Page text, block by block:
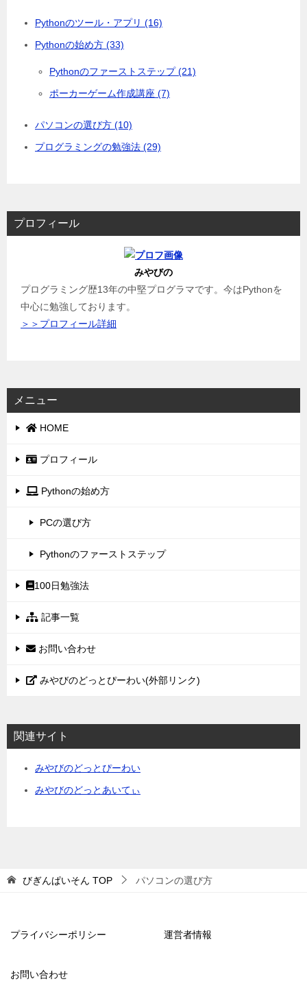
Pythonのツール・アプリ (16)
Pythonの始め方 (33)
Pythonのファーストステップ (21)
ポーカーゲーム作成講座 (7)
パソコンの選び方 (10)
プログラミングの勉強法 (29)
プロフィール
みやびの
プログラミング歴13年の中堅プログラマです。今はPythonを
中心に勉強しております。
＞＞プロフィール詳細
メニュー
HOME
プロフィール
Pythonの始め方
PCの選び方
Pythonのファーストステップ
100日勉強法
記事一覧
お問い合わせ
みやびのどっとぴーわい(外部リンク)
関連サイト
みやびのどっとぴーわい
みやびのどっとあいてぃ
びぎんぱいそん TOP パソコンの選び方
プライバシーポリシー 運営者情報
お問い合わせ